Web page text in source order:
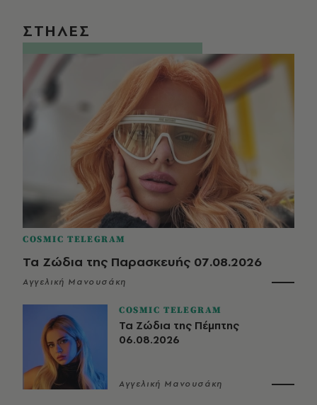
ΣΤΗΛΕΣ
COSMIC TELEGRAM
Τα Ζώδια της Παρασκευής 07.08.2026
Αγγελική Μανουσάκη
COSMIC TELEGRAM
Τα Ζώδια της Πέμπτης
06.08.2026
Αγγελική Μανουσάκη